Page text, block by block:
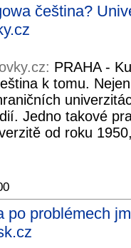
čeština?
PRAHA -
k tomu.
Jedno takové
od roku
po problémech